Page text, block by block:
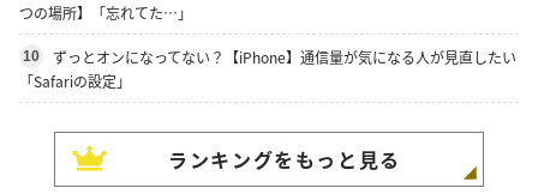
つの場所】「忘れてた…」
10
ずっとオンになってない？【iPhone】通信量が気になる人が見直したい
「Safariの設定」
ランキングをもっと見る